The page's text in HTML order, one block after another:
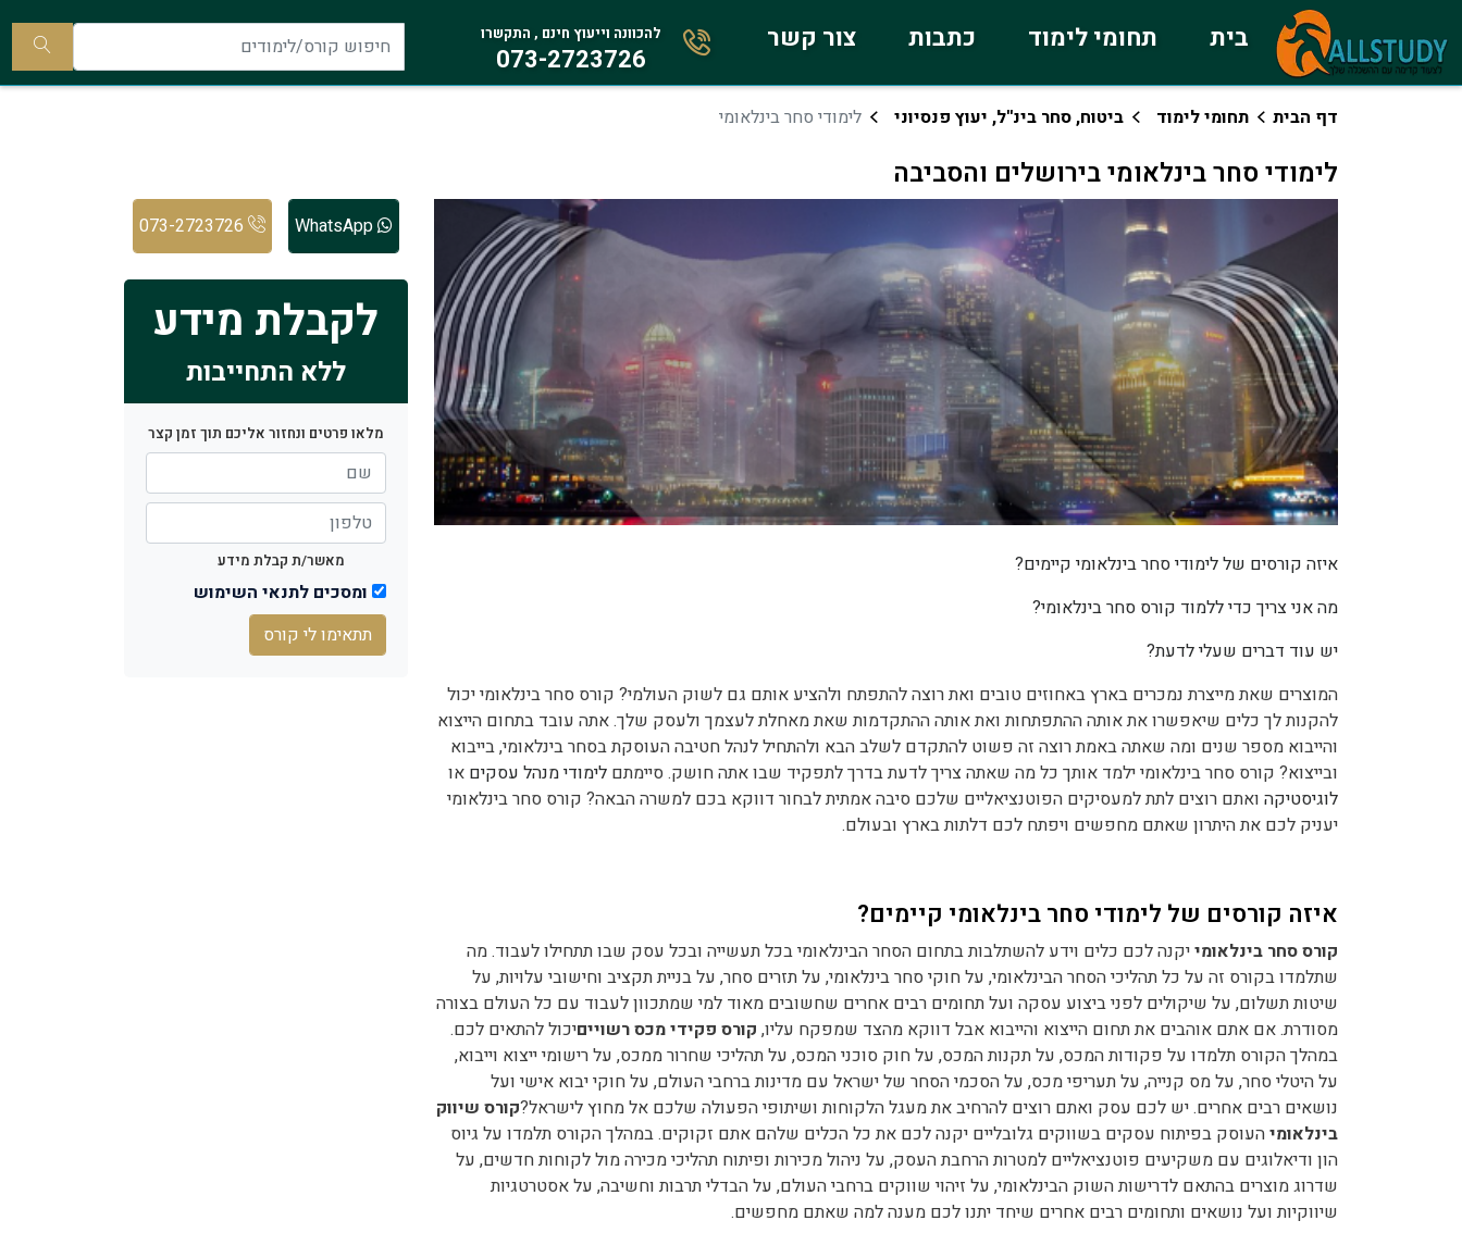
בית תחומי לימוד כתבות צור קשר להכוונה וייעוץ חינם , התקשרו
073-2723726
להתקשר
דף הבית תחומי לימוד ביטוח, סחר בינ''ל, יעוץ פנסיוני לימודי סחר בינלאומי
לימודי סחר בינלאומי בירושלים והסביבה
איזה קורסים של לימודי סחר בינלאומי קיימים?
מה אני צריך כדי ללמוד קורס סחר בינלאומי?
יש עוד דברים שעלי לדעת?
המוצרים שאת מייצרת נמכרים בארץ באחוזים טובים ואת רוצה להתפתח ולהציע אותם גם לשוק העולמי? קורס סחר בינלאומי יכול
להקנות לך כלים שיאפשרו את אותה ההתפתחות ואת אותה ההתקדמות שאת מאחלת לעצמך ולעסק שלך. אתה עובד בתחום הייצוא
והייבוא מספר שנים ומה שאתה באמת רוצה זה פשוט להתקדם לשלב הבא ולהתחיל לנהל חטיבה העוסקת בסחר בינלאומי, בייבוא
ובייצוא? קורס סחר בינלאומי ילמד אותך כל מה שאתה צריך לדעת בדרך לתפקיד שבו אתה חושק. סיימתם לימודי מנהל עסקים או
לוגיסטיקה ואתם רוצים לתת למעסיקים הפוטנציאליים שלכם סיבה אמתית לבחור דווקא בכם למשרה הבאה? קורס סחר בינלאומי
יעניק לכם את היתרון שאתם מחפשים ויפתח לכם דלתות בארץ ובעולם.
איזה קורסים של לימודי סחר בינלאומי קיימים?
קורס סחר בינלאומייקנה לכם כלים וידע להשתלבות בתחום הסחר הבינלאומי בכל תעשייה ובכל עסק שבו תתחילו לעבוד. מה
שתלמדו בקורס זה על כל תהליכי הסחר הבינלאומי, על חוקי סחר בינלאומי, על תזרים סחר, על בניית תקציב וחישובי עלויות, על
שיטות תשלום, על שיקולים לפני ביצוע עסקה ועל תחומים רבים אחרים שחשובים מאוד למי שמתכוון לעבוד עם כל העולם בצורה
מסודרת. אם אתם אוהבים את תחום הייצוא והייבוא אבל דווקא מהצד שמפקח עליו, קורס פקידי מכס רשוייםיכול להתאים לכם.
במהלך הקורס תלמדו על פקודות המכס, על תקנות המכס, על חוק סוכני המכס, על תהליכי שחרור ממכס, על רישומי ייצוא וייבוא,
על היטלי סחר, על מס קנייה, על תעריפי מכס, על הסכמי הסחר של ישראל עם מדינות ברחבי העולם, על חוקי יבוא אישי ועל
נושאים רבים אחרים. יש לכם עסק ואתם רוצים להרחיב את מעגל הלקוחות ושיתופי הפעולה שלכם אל מחוץ לישראל?קורס שיווק
בינלאומיהעוסק בפיתוח עסקים בשווקים גלובליים יקנה לכם את כל הכלים שלהם אתם זקוקים. במהלך הקורס תלמדו על גיוס
הון ודיאלוגים עם משקיעים פוטנציאליים למטרות הרחבת העסק, על ניהול מכירות ופיתוח תהליכי מכירה מול לקוחות חדשים, על
שדרוג מוצרים בהתאם לדרישות השוק הבינלאומי, על זיהוי שווקים ברחבי העולם, על הבדלי תרבות וחשיבה, על אסטרטגיות
שיווקיות ועל נושאים ותחומים רבים אחרים שיחד יתנו לכם מענה למה שאתם מחפשים.
WhatsApp
לקבלת מידע
ללא התחייבות
מלאו פרטים ונחזור אליכם תוך זמן קצר
מאשר/ת קבלת מידע
ומסכים לתנאי השימוש
תתאימו לי קורס